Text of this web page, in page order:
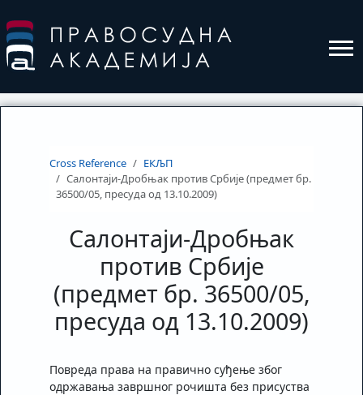
Cross Reference
ЕКЉП
Салонтаји-Дробњак против Србије (предмет бр.
36500/05, пресуда од 13.10.2009)
Салонтаји-Дробњак
против Србије
(предмет бр. 36500/05,
пресуда од 13.10.2009)
Повреда права на правично суђење због
одржавања завршног рочишта без присуства